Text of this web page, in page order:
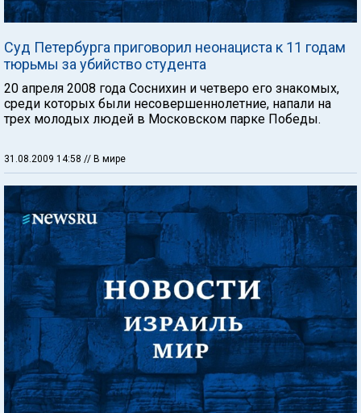
Суд Петербурга приговорил неонациста к 11 годам
тюрьмы за убийство студента
20 апреля 2008 года Соснихин и четверо его знакомых,
среди которых были несовершеннолетние, напали на
трех молодых людей в Московском парке Победы.
31.08.2009 14:58 // В мире